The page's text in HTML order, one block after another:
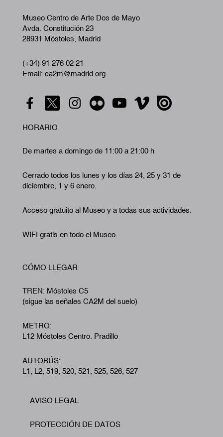
Museo Centro de Arte Dos de Mayo
Avda. Constitución 23
28931 Móstoles, Madrid
(+34) 91 276 02 21
Email: ca2m@madrid.org
HORARIO
De martes a domingo de 11:00 a 21:00 h
Cerrado todos los lunes y los días 24, 25 y 31 de
diciembre, 1 y 6 enero.
Acceso gratuito al Museo y a todas sus actividades.
WIFI gratis en todo el Museo.
CÓMO LLEGAR
TREN: Móstoles C5
(sigue las señales CA2M del suelo)
METRO:
L12 Móstoles Centro. Pradillo
AUTOBÚS:
L1, L2, 519, 520, 521, 525, 526, 527
Footer
AVISO LEGAL
PROTECCIÓN DE DATOS